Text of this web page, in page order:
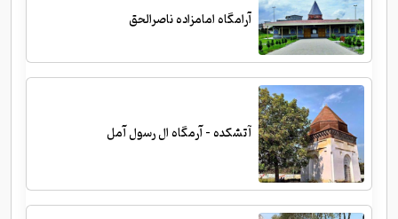
آرامگاه امامزاده ناصرالحق
آتشکده - آرمگاه ال رسول آمل